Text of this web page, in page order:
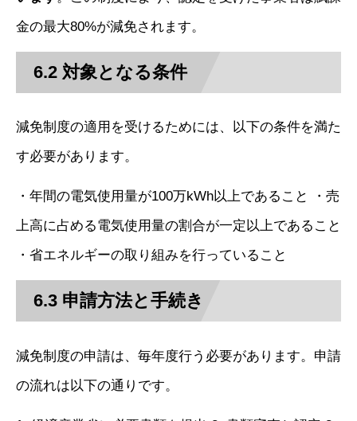
金の最大80%が減免されます。
6.2 対象となる条件
減免制度の適用を受けるためには、以下の条件を満た
す必要があります。
・年間の電気使用量が100万kWh以上であること ・売
上高に占める電気使用量の割合が一定以上であること
・省エネルギーの取り組みを行っていること
6.3 申請方法と手続き
減免制度の申請は、毎年度行う必要があります。申請
の流れは以下の通りです。